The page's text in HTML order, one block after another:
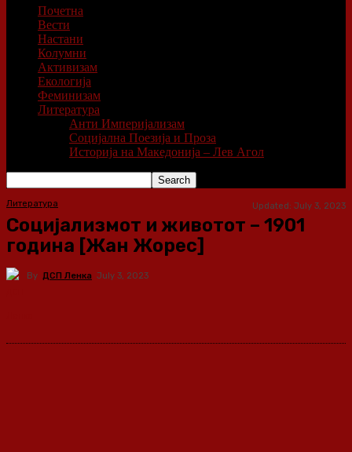
Почетна
Вести
Настани
Колумни
Активизам
Екологија
Феминизам
Литература
Анти Империјализам
Социјална Поезија и Проза
Историја на Македонија – Лев Агол
Литература Updated: July 3, 2023
Социјализмот и животот – 1901
година [Жан Жорес]
By ДСП Ленка July 3, 2023